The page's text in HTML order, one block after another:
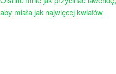
aby miała jak najwięcej kwiatów